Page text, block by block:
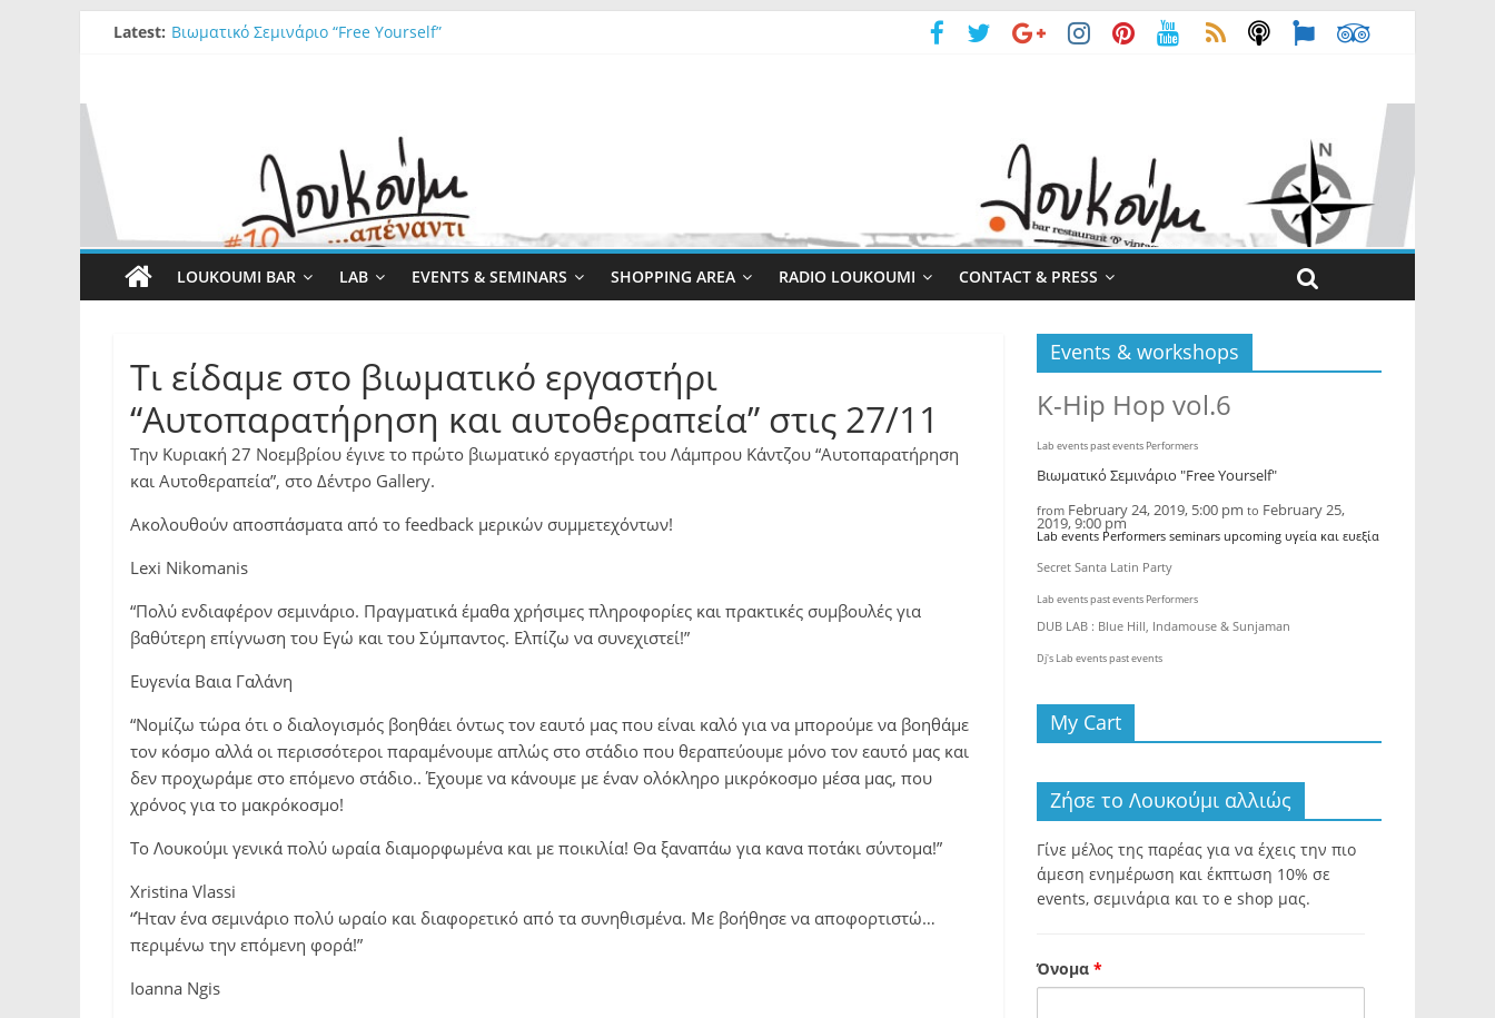
Latest: Βιωματικό Σεμινάριο “Free Yourself”
LOUKOUMI BAR LAB EVENTS & SEMINARS SHOPPING AREA RADIO LOUKOUMI CONTACT & PRESS
Τι είδαμε στο βιωματικό εργαστήρι
“Αυτοπαρατήρηση και αυτοθεραπεία” στις 27/11
Την Κυριακή 27 Νοεμβρίου έγινε το πρώτο βιωματικό εργαστήρι του Λάμπρου Κάντζου “Αυτοπαρατήρηση
και Αυτοθεραπεία”, στο Δέντρο Gallery.
Ακολουθούν αποσπάσματα από το feedback μερικών συμμετεχόντων!
Lexi Nikomanis
“Πολύ ενδιαφέρον σεμινάριο. Πραγματικά έμαθα χρήσιμες πληροφορίες και πρακτικές συμβουλές για
βαθύτερη επίγνωση του Εγώ και του Σύμπαντος. Ελπίζω να συνεχιστεί!”
Ευγενία Βαια Γαλάνη
“Νομίζω τώρα ότι ο διαλογισμός βοηθάει όντως τον εαυτό μας που είναι καλό για να μπορούμε να βοηθάμε
τον κόσμο αλλά οι περισσότεροι παραμένουμε απλώς στο στάδιο που θεραπεύουμε μόνο τον εαυτό μας και
δεν προχωράμε στο επόμενο στάδιο.. Έχουμε να κάνουμε με έναν ολόκληρο μικρόκοσμο μέσα μας, που
χρόνος για το μακρόκοσμο!
Το Λουκούμι γενικά πολύ ωραία διαμορφωμένα και με ποικιλία! Θα ξαναπάω για κανα ποτάκι σύντομα!”
Xristina Vlassi
“Ήταν ένα σεμινάριο πολύ ωραίο και διαφορετικό από τα συνηθισμένα. Με βοήθησε να αποφορτιστώ…
περιμένω την επόμενη φορά!”
Ιoanna Ngis
Events & workshops
K-Hip Hop vol.6
Lab events past events Performers
Βιωματικό Σεμινάριο "Free Yourself"
from February 24, 2019, 5:00 pm to February 25,
2019, 9:00 pm
Lab events Performers seminars upcoming υγεία και ευεξία
Secret Santa Latin Party
Lab events past events Performers
DUB LAB : Blue Hill, Indamouse & Sunjaman
Dj's Lab events past events
My Cart
Ζήσε το Λουκούμι αλλιώς
Γίνε μέλος της παρέας για να έχεις την πιο
άμεση ενημέρωση και έκπτωση 10% σε
events, σεμινάρια και το e shop μας.
Όνομα *